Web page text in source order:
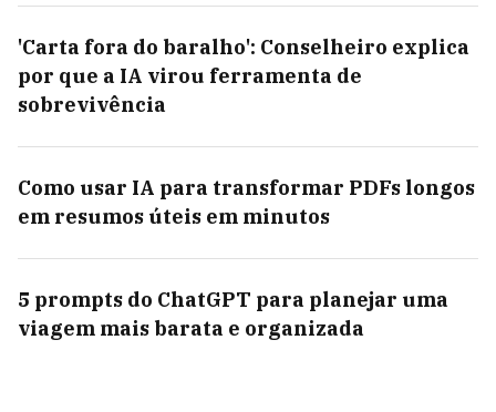
'Carta fora do baralho': Conselheiro explica
por que a IA virou ferramenta de
sobrevivência
Como usar IA para transformar PDFs longos
em resumos úteis em minutos
5 prompts do ChatGPT para planejar uma
viagem mais barata e organizada